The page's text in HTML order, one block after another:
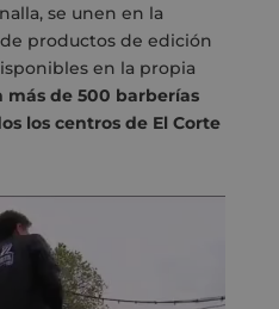
se unen en la
productos de edición
en la propia
más de 500 barberías
los centros de El Corte